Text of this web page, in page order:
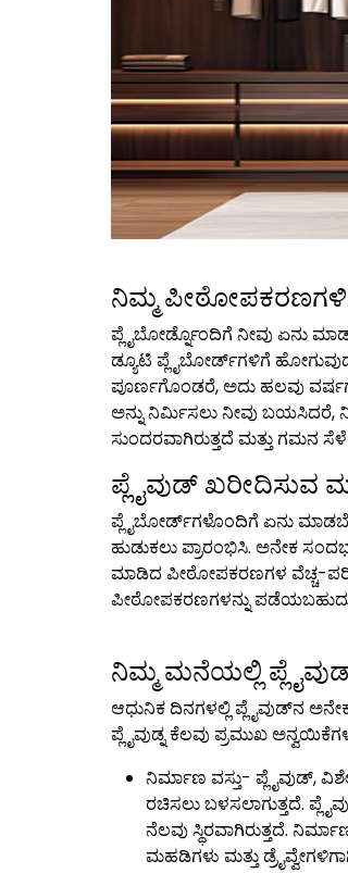
ನಿಮ್ಮ
ಪ್ಲೈಬೋರ್ಡ್ನೊಂದಿಗೆ ನೀವು ಏನು
ಡ್ಯೂಟಿ ಪ್ಲೈಬೋರ್ಡ್‌ಗಳಿಗೆ
ಪೂರ್ಣಗೊಂಡರೆ, ಅದು ಹಲವು
ಅನ್ನು ನಿರ್ಮಿಸಲು ನೀವು ಬಯಸಿದರೆ,
ಸುಂದರವಾಗಿರುತ್ತದೆ ಮತ್ತು ಗಮನ
ಪ್ಲೈವುಡ್ ಖರೀದಿಸುವ
ಪ್ಲೈಬೋರ್ಡ್‌ಗಳೊಂದಿಗೆ ಏನು
ಹುಡುಕಲು ಪ್ರಾರಂಭಿಸಿ. ಅನೇಕ
ಮಾಡಿದ ಪೀಠೋಪಕರಣಗಳ ವೆಚ್ಚ-
ಪೀಠೋಪಕರಣಗಳನ್ನು
ನಿಮ್ಮ ಮನೆಯಲ್ಲಿ
ಆಧುನಿಕ ದಿನಗಳಲ್ಲಿ ಪ್ಲೈವುಡ್‌ನ
ಪ್ಲೈವುಡ್ನ ಕೆಲವು ಪ್ರಮುಖ
ನಿರ್ಮಾಣ ವಸ್ತು- ಪ್ಲೈವುಡ್,
ರಚಿಸಲು ಬಳಸಲಾಗುತ್ತದೆ.
ನೆಲವು ಸ್ಥಿರವಾಗಿರುತ್ತದೆ.
ಮಹಡಿಗಳು ಮತ್ತು